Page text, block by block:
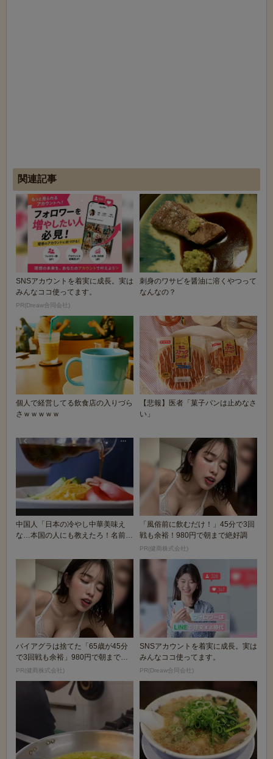
関連記事
SNSアカウントを着実に成長。実は
みんなココ使ってます。
PR(Dreaw合同会社)
刺身のワサビを醤油に溶くやつって
なんなの？
個人で経営してる飲食店の入りづら
さｗｗｗｗｗ
【悲報】医者「菓子パンは止めなさ
い」
中国人「日本の冷やし中華美味え
な…本国の人にも教えたろ！名前
「風俗前に飲むだけ！」45分で3回
戦も余裕！980円で朝まで絶好調
PR(健商株式会社)
バイアグラは捨てた「65歳が45分
で3回戦も余裕」980円で朝まで絶
好調！
PR(健商株式会社)
SNSアカウントを着実に成長。実は
みんなココ使ってます。
PR(Dreaw合同会社)